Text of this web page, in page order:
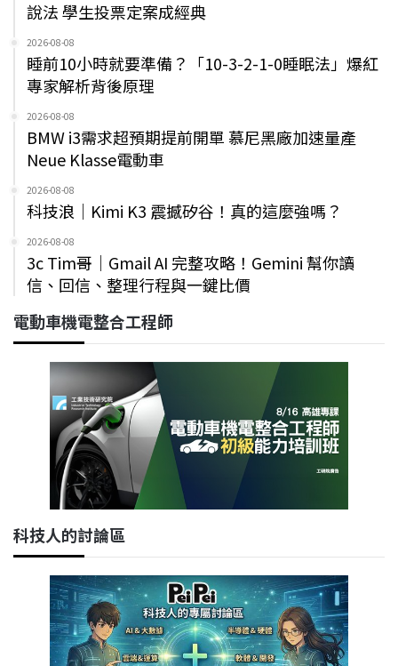
說法 學生投票定案成經典
2026-08-08
睡前10小時就要準備？「10-3-2-1-0睡眠法」爆紅
專家解析背後原理
2026-08-08
BMW i3需求超預期提前開單 慕尼黑廠加速量產
Neue Klasse電動車
2026-08-08
科技浪｜Kimi K3 震撼矽谷！真的這麼強嗎？
2026-08-08
3c Tim哥｜Gmail AI 完整攻略！Gemini 幫你讀
信、回信、整理行程與一鍵比價
電動車機電整合工程師
科技人的討論區